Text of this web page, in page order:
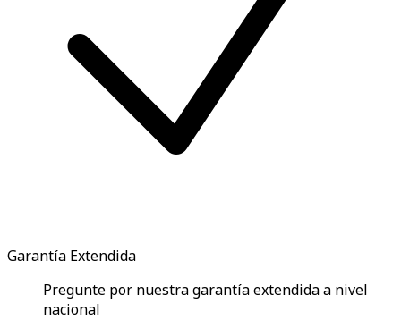
Garantía Extendida
Pregunte por nuestra garantía extendida a nivel
nacional